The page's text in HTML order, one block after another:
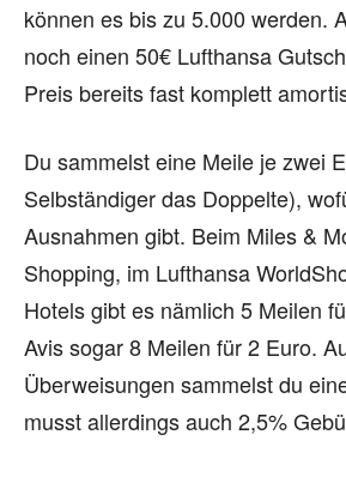
können es bis zu 5.000 werden.
noch einen 50€ Lufthansa
Preis bereits fast komplett
Du sammelst eine Meile je zwei
Selbständiger das Doppelte),
Ausnahmen gibt. Beim Miles &
Shopping, im Lufthansa
Hotels gibt es nämlich 5 Meilen
Avis sogar 8 Meilen für 2 Euro.
Überweisungen sammelst du
musst allerdings auch 2,5%